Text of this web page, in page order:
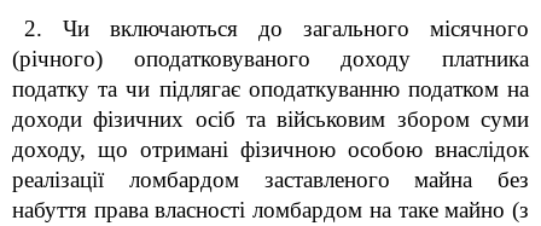
2. Чи включаються до загального місячного
(річного) оподатковуваного доходу платника
податку та чи підлягає оподаткуванню податком на
доходи фізичних осіб та військовим збором суми
доходу, що отримані фізичною особою внаслідок
реалізації ломбардом заставленого майна без
набуття права власності ломбардом на таке майно (з